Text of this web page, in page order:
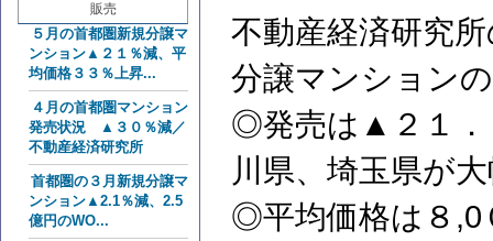
販売
５月の首都圏新規分譲マ
ンション▲２１％減、平
均価格３３％上昇...
４月の首都圏マンション
発売状況 ▲３０％減／
不動産経済研究所
首都圏の３月新規分譲マ
ンション▲2.1％減、2.5
億円のWO...
不動産経済研究
分譲マンション
◎発売は▲２１．
川県、埼玉県が
◎平均価格は８,0